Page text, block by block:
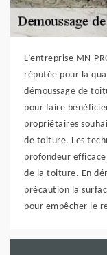
L’entreprise MN-
réputée pour la
démoussage de
pour faire
propriétaires
de toiture. Les
profondeur
de la toiture. En
précaution la
pour empêcher le